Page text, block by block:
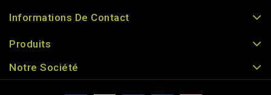
Informations De Contact
Produits
Notre Société